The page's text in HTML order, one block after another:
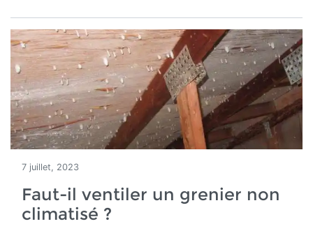
7 juillet, 2023
Faut-il ventiler un grenier non
climatisé ?